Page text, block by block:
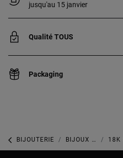
jusqu'au 15 janvier
Qualité TOUS
Packaging
BIJOUTERIE BIJOUX EN ARGENT 925 18K